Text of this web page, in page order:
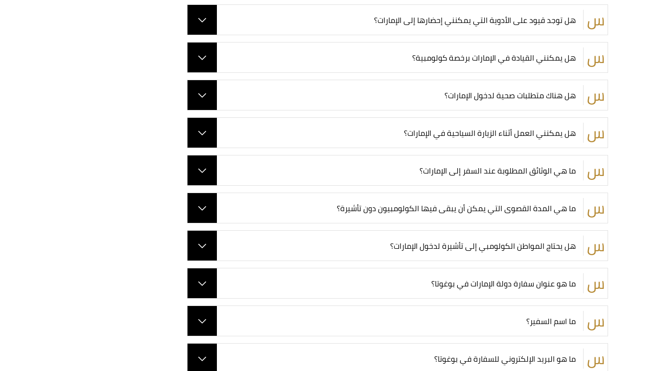
هل توجد قيود على الأدوية التي يمكنني إحضارها إلى الإمارات؟
هل يمكنني القيادة في الإمارات برخصة كولومبية؟
هل هناك متطلبات صحية لدخول الإمارات؟
هل يمكنني العمل أثناء الزيارة السياحية في الإمارات؟
ما هي الوثائق المطلوبة عند السفر إلى الإمارات؟
ما هي المدة القصوى التي يمكن أن يبقى فيها الكولومبيون دون تأشيرة؟
هل يحتاج المواطن الكولومبي إلى تأشيرة لدخول الإمارات؟
ما هو عنوان سفارة دولة الإمارات في بوغوتا؟
ما اسم السفير؟
ما هو البريد الإلكتروني للسفارة في بوغوتا؟